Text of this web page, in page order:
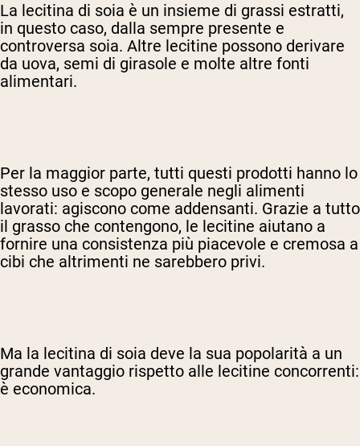
La lecitina di soia è un insieme di grassi estratti,
in questo caso, dalla sempre presente e
controversa soia. Altre lecitine possono derivare
da uova, semi di girasole e molte altre fonti
alimentari.
Per la maggior parte, tutti questi prodotti hanno lo
stesso uso e scopo generale negli alimenti
lavorati: agiscono come addensanti. Grazie a tutto
il grasso che contengono, le lecitine aiutano a
fornire una consistenza più piacevole e cremosa a
cibi che altrimenti ne sarebbero privi.
Ma la lecitina di soia deve la sua popolarità a un
grande vantaggio rispetto alle lecitine concorrenti:
è economica.